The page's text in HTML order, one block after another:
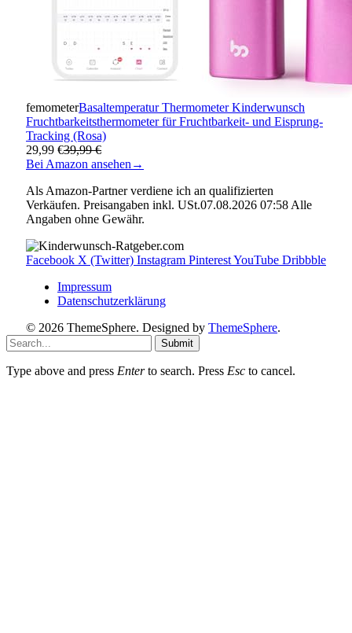
femometerBasaltemperatur Thermometer Kinderwunsch
Fruchtbarkeitsthermometer für Fruchtbarkeit- und Eisprung-
Tracking (Rosa)
29,99 €39,99 €
Bei Amazon ansehen →
Als Amazon-Partner verdiene ich an qualifizierten
Verkäufen. Preisangaben inkl. USt.07.08.2026 07:58 Alle
Angaben ohne Gewähr.
Facebook X (Twitter) Instagram PinterestYouTube Dribbble
Impressum
Datenschutzerklärung
© 2026 ThemeSphere. Designed by ThemeSphere.
Submit
Type above and press Enterto search. Press Esc to cancel.